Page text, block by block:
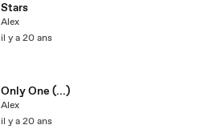
Stars
Alex
il y a 20 ans
Only One (...)
Alex
il y a 20 ans